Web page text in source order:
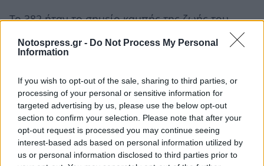
Notospress.gr - Do Not Process My Personal
Information
If you wish to opt-out of the sale, sharing to third parties, or
processing of your personal or sensitive information for
targeted advertising by us, please use the below opt-out
section to confirm your selection. Please note that after your
opt-out request is processed you may continue seeing
interest-based ads based on personal information utilized by
us or personal information disclosed to third parties prior to
Το 382 ήταν το σημείο καμπής της ζωής του.
Εγινε γραμματέας του Πάπα
Δαμάσου Α΄
, που
του ανέθεσε να συγγράψει μια έγκυρη λατινική
κυκλοφορούσαν τότε. Στη Ρώμη ο Ιερώνυμος
ανέπτυξε στενή φιλία με πολλές ευγενείς
χριστιανές γυναίκες που αναζητούσαν
πνευματική καθοδήγηση, συζητούσε μαζί τους
τις Γραφές και τις καθοδηγούσε στην ασκητική